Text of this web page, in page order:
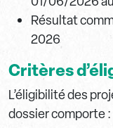
Résultat
2026
Critères
L’éligibilité des
dossier comporte :